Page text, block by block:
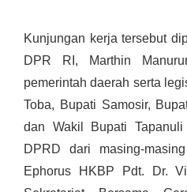
Kunjungan kerja tersebut
DPR RI, Marthin
pemerintah daerah serta
Toba, Bupati Samosir,
dan Wakil Bupati
DPRD dari masing-
Ephorus HKBP Pdt. Dr.